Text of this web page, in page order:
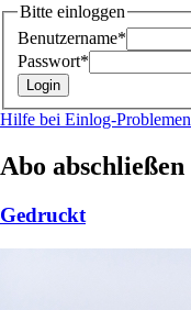
Bitte einloggen
Benutzername*
Passwort*
Hilfe bei Einlog-Problemen
Abo abschließen
Gedruckt